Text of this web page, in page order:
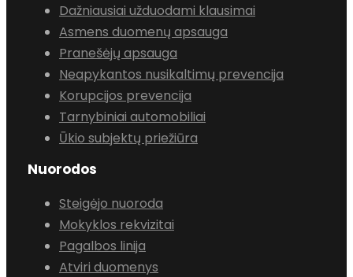
Dažniausiai užduodami klausimai
Asmens duomenų apsauga
Pranešėjų apsauga
Neapykantos nusikaltimų prevencija
Korupcijos prevencija
Tarnybiniai automobiliai
Ūkio subjektų priežiūra
Nuorodos
Steigėjo nuoroda
Mokyklos rekvizitai
Pagalbos linija
Atviri duomenys